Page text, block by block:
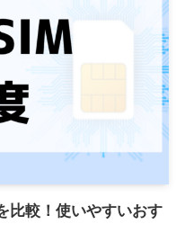
比較！使いやすいおす